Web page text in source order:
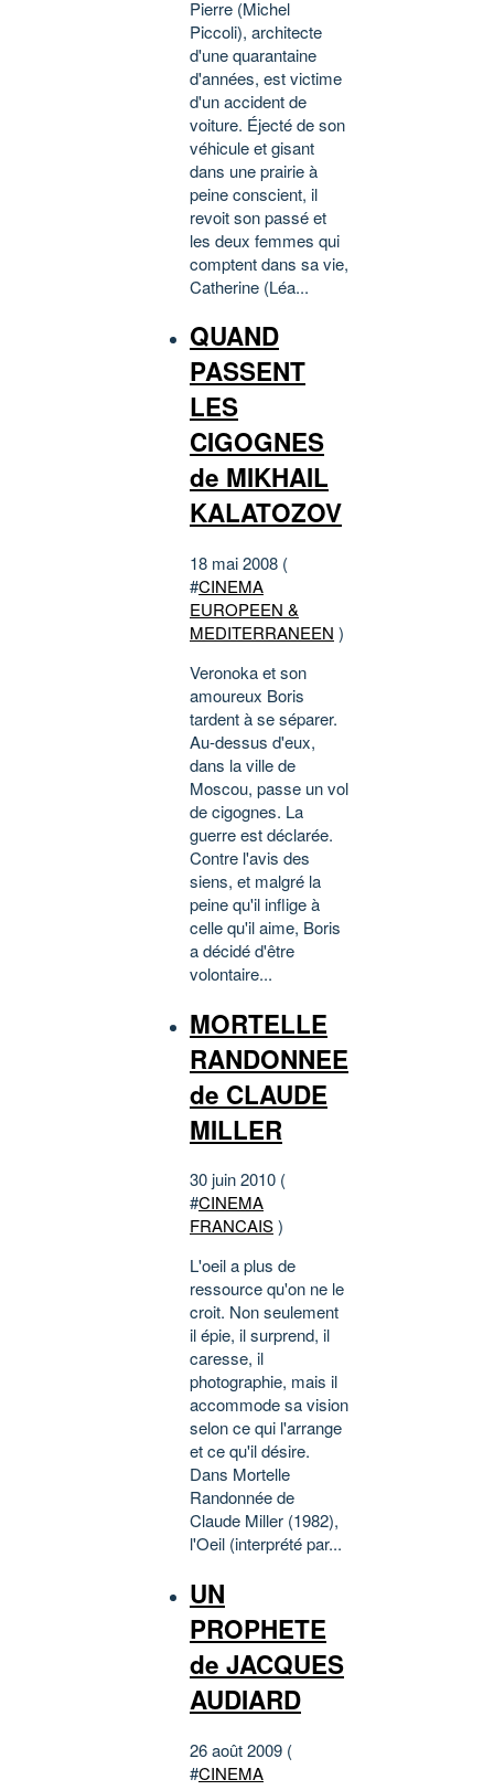
Pierre (Michel
Piccoli), architecte
d'une quarantaine
d'années, est victime
d'un accident de
voiture. Éjecté de son
véhicule et gisant
dans une prairie à
peine conscient, il
revoit son passé et
les deux femmes qui
comptent dans sa vie,
Catherine (Léa...
QUAND
PASSENT
LES
CIGOGNES
de MIKHAIL
KALATOZOV
18 mai 2008 (
#CINEMA
EUROPEEN &
MEDITERRANEEN )
Veronoka et son
amoureux Boris
tardent à se séparer.
Au-dessus d'eux,
dans la ville de
Moscou, passe un vol
de cigognes. La
guerre est déclarée.
Contre l'avis des
siens, et malgré la
peine qu'il inflige à
celle qu'il aime, Boris
a décidé d'être
volontaire...
MORTELLE
RANDONNEE
de CLAUDE
MILLER
30 juin 2010 (
#CINEMA
FRANCAIS)
L'oeil a plus de
ressource qu'on ne le
croit. Non seulement
il épie, il surprend, il
caresse, il
photographie, mais il
accommode sa vision
selon ce qui l'arrange
et ce qu'il désire.
Dans Mortelle
Randonnée de
Claude Miller (1982),
l'Oeil (interprété par...
UN
PROPHETE
de JACQUES
AUDIARD
26 août 2009 (
#CINEMA